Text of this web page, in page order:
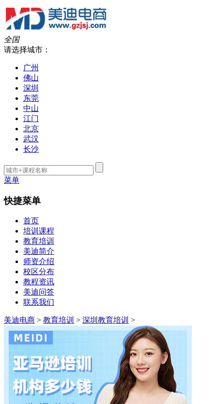
全国
请选择城市：
广州
佛山
深圳
东莞
中山
江门
北京
武汉
长沙
菜单
快捷菜单
首页
培训课程
教育培训
美迪简介
师资介绍
校区分布
教程资讯
美迪问答
联系我们
美迪电商 > 教育培训 > 深圳教育培训 >